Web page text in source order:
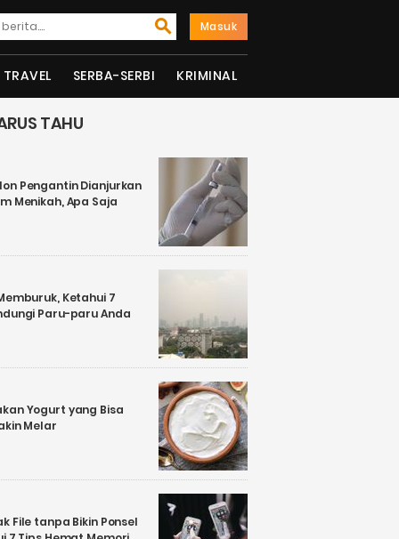
Masuk
TRAVEL SERBA-SERBI KRIMINAL
TAHU
Pengantin Dianjurkan
Menikah, Apa Saja
Ketahui 7
Paru-paru Anda
Yogurt yang Bisa
Melar
File tanpa Bikin Ponsel